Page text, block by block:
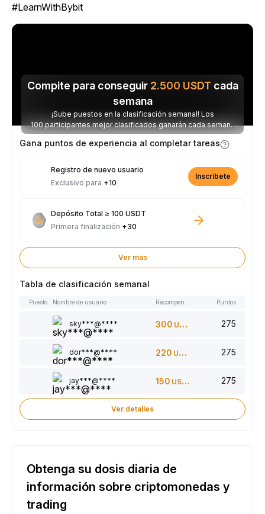
#LearnWithBybit
Compite para conseguir 2.500 USDT cada
semana
¡Sube puestos en la clasificación semanal! Los
100 participantes mejor clasificados ganarán cada semana
parte de los 2.500 USDT disponibles.
Gana puntos de experiencia al completar tareas
Registro de nuevo usuario
Exclusivo para +10
Inscríbete
Depósito Total ≥ 100 USDT
Primera finalización +30
Ver más
Tabla de clasificación semanal
Puesto Nombre de usuario Puntos
sky***@**** 300 USDT 275
dor***@**** 220 USDT 275
jay***@**** 150 USDT 275
Ver detalles
Obtenga su dosis diaria de
información sobre criptomonedas y
trading